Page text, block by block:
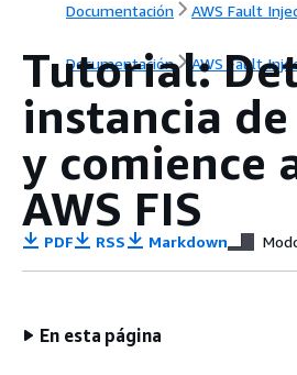
Documentación AWS Fault
Documentación AWS Fault
Tutorial:
instancia
y comience
AWS FIS
PDF RSS Markdown
En esta página